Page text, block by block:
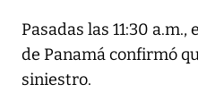
Pasadas las 11:30
de Panamá confirmó
siniestro.